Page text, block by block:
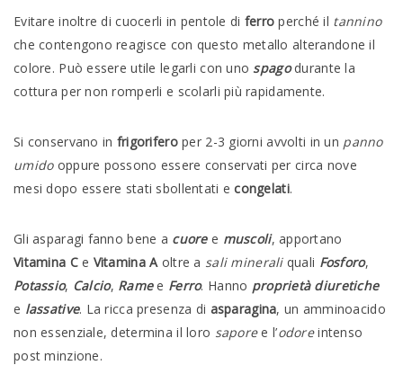
Evitare inoltre di cuocerli in pentole di ferro perché il tannino
che contengono reagisce con questo metallo alterandone il
colore. Può essere utile legarli con uno spagodurante la
cottura per non romperli e scolarli più rapidamente.
Si conservano in frigoriferoper 2-3 giorni avvolti in un panno
umidooppure possono essere conservati per circa nove
mesi dopo essere stati sbollentati econgelati.
Gli asparagi fanno bene a cuoree muscoli, apportano
Vitamina Ce Vitamina Aoltre a sali mineraliquali Fosforo,
Potassio, Calcio, Ramee Ferro. Hanno proprietà diuretiche
e lassative. La ricca presenza di asparagina, un amminoacido
non essenziale, determina il loro saporee l’odoreintenso
post minzione.